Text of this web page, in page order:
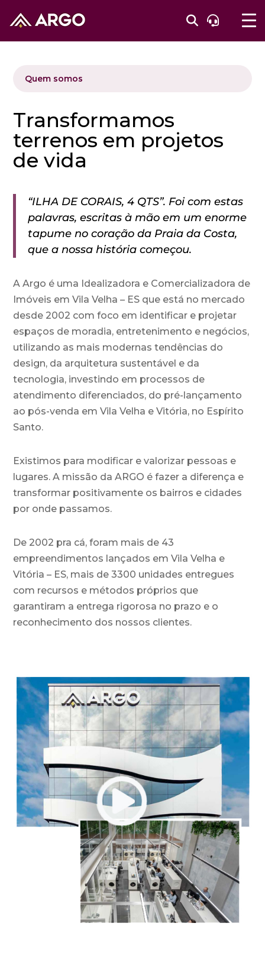
Quem somos
Transformamos
terrenos em projetos
de vida
“ILHA DE CORAIS, 4 QTS”. Foi com estas
palavras, escritas à mão em um enorme
tapume no coração da Praia da Costa,
que a nossa história começou.
A Argo é uma Idealizadora e Comercializadora de
Imóveis em Vila Velha – ES que está no mercado
desde 2002 com foco em identificar e projetar
espaços de moradia, entretenimento e negócios,
utilizando as mais modernas tendências do
design, da arquitetura sustentável e da
tecnologia, investindo em processos de
atendimento diferenciados, do pré-lançamento
ao pós-venda em Vila Velha e Vitória, no Espírito
Santo.
Existimos para modificar e valorizar pessoas e
lugares. A missão da ARGO é fazer a diferença e
transformar positivamente os bairros e cidades
por onde passamos.
De 2002 pra cá, foram mais de 43
empreendimentos lançados em Vila Velha e
Vitória – ES, mais de 3300 unidades entregues
com recursos e métodos próprios que
garantiram a entrega rigorosa no prazo e o
reconhecimento dos nossos clientes.